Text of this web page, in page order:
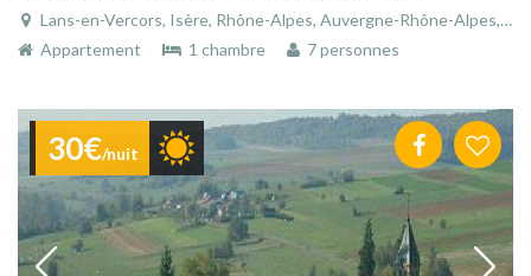
Lans-en-Vercors, Isère, Rhône-Alpes, Auvergne-Rhône-Alpes, France
Appartement
1 chambre 7 personnes
30€/nuit